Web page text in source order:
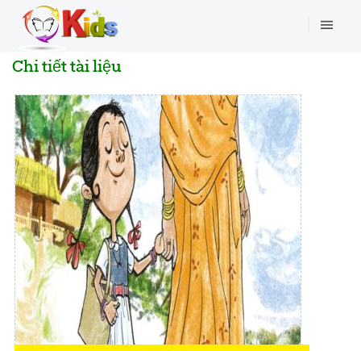
Chi tiết tài liệu